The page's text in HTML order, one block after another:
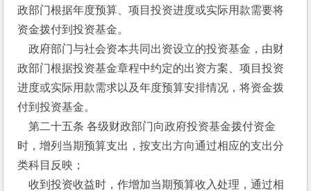
政部门根据年度预算、项目投资进度或实际用款需要将
资金拨付到投资基金。
政府部门与社会资本共同出资设立的投资基金，由财
政部门根据投资基金章程中约定的出资方案、项目投资
进度或实际用款需求以及年度预算安排情况，将资金拨
付到投资基金。
第二十五条 各级财政部门向政府投资基金拨付资金
时，增列当期预算支出，按支出方向通过相应的支出分
类科目反映；
收到投资收益时，作增加当期预算收入处理，通过相